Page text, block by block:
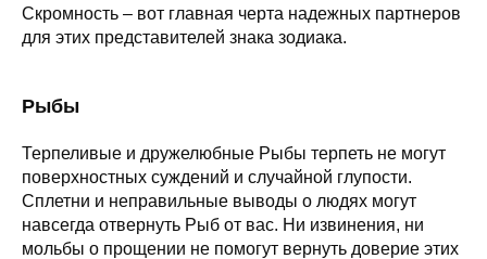
Скромность – вот главная черта надежных партнеров
для этих представителей знака зодиака.
Рыбы
Терпеливые и дружелюбные Рыбы терпеть не могут
поверхностных суждений и случайной глупости.
Сплетни и неправильные выводы о людях могут
навсегда отвернуть Рыб от вас. Ни извинения, ни
мольбы о прощении не помогут вернуть доверие этих